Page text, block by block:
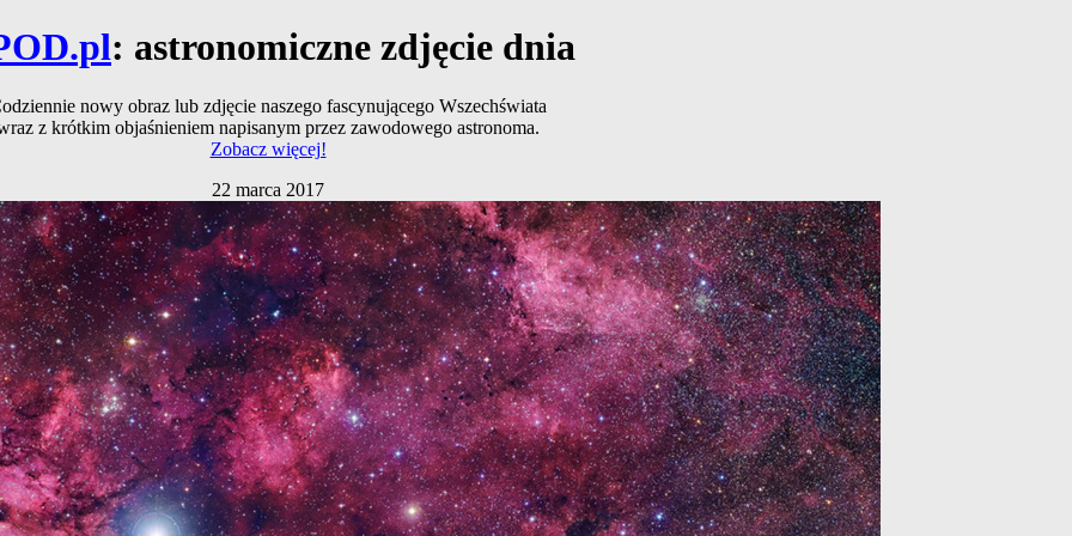
: astronomiczne zdjęcie dnia
nowy obraz lub zdjęcie naszego fascynującego Wszechświata
z krótkim objaśnieniem napisanym przez zawodowego astronoma.
Zobacz więcej!
22 marca 2017